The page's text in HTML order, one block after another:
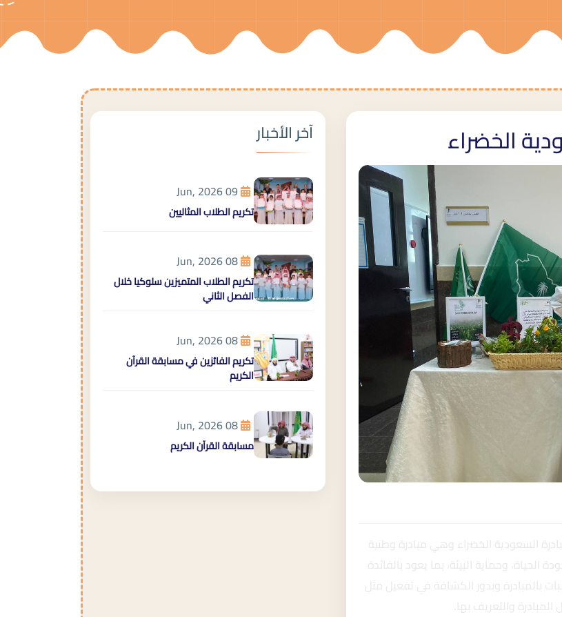
الخضراء
السعودية الخضراء وهي مبادرة وطنية
وحماية البيئة، بما يعود بالفائدة
بالمبادرة وبدور الكشافة في تفعيل مثل
والتعريف بها.
آخر الأخبار
تكريم الطلاب المثاليين
08 Jun, 2026
تكريم الطلاب المتميزين سلوكيا خلال
الفصل الثاني
08 Jun, 2026
تكريم الفائزين في مسابقة القرآن
الكريم
08 Jun, 2026
مسابقة القرآن الكريم